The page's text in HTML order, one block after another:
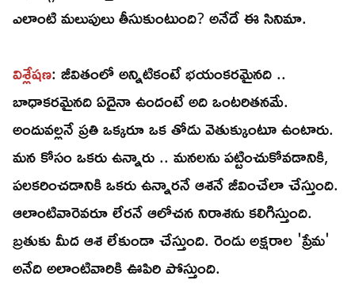
ఎలాంటి మలుపులు తీసుకుంటుంది? అనేదే ఈ సినిమా.
విశ్లేషణ: జీవితంలో అన్నిటికంటే భయంకరమైనది ..
బాధాకరమైనది ఏదైనా ఉందంటే అది ఒంటరితనమే.
అందువల్లనే ప్రతి ఒక్కరూ ఒక తోడు వెతుక్కుంటూ ఉంటారు.
మన కోసం ఒకరు ఉన్నారు .. మనలను పట్టించుకోవడానికి,
పలకరించడానికి ఒకరు ఉన్నారనే ఆశనే జీవించేలా చేస్తుంది.
ఆలాంటివారెవరూ లేరనే ఆలోచన నిరాశను కలిగిస్తుంది.
బ్రతుకు మీద ఆశ లేకుండా చేస్తుంది. రెండు అక్షరాల 'ప్రేమ'
అనేది అలాంటివారికి ఊపిరి పోస్తుంది.